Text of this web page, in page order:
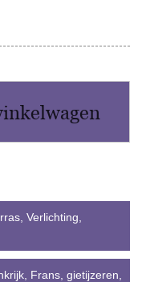
Verlichting
Frans gietijzeren